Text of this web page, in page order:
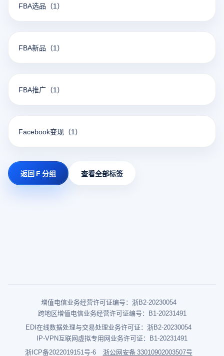
FBA选品 （1）
FBA新品 （1）
FBA推广 （1）
Facebook变现 （1）
返回 F 分组 查看全部标签
增值电信业务经营许可证编号：浙B2-20230054
跨地区增值电信业务经营许可证编号：B1-20231491
EDI在线数据处理与交易处理业务许可证：浙B2-20230054
IP-VPN互联网虚拟专用网业务许可证：B1-20231491
浙ICP备2022019151号-6
浙公网安备 33010902003507号